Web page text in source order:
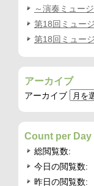
～演奏ミュー
第18回ミュー
第18回ミュー
アーカイブ
アーカイブ
Count per Day
総閲覧数:
今日の閲覧数:
昨日の閲覧数: